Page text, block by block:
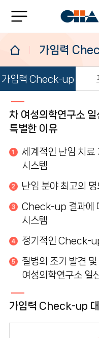
가임력
가임력 Check-up 검
소셜뱅킹
가임력 보존
가임력 Check-up
차 여성의학연구소
특별한 이유
세계적인 난임 치
시스템
난임 분야 최고의
Check-up 결과에
시스템
정기적인 Check-
질병의 조기 발견
여성의학연구소 일
가임력 Check-up